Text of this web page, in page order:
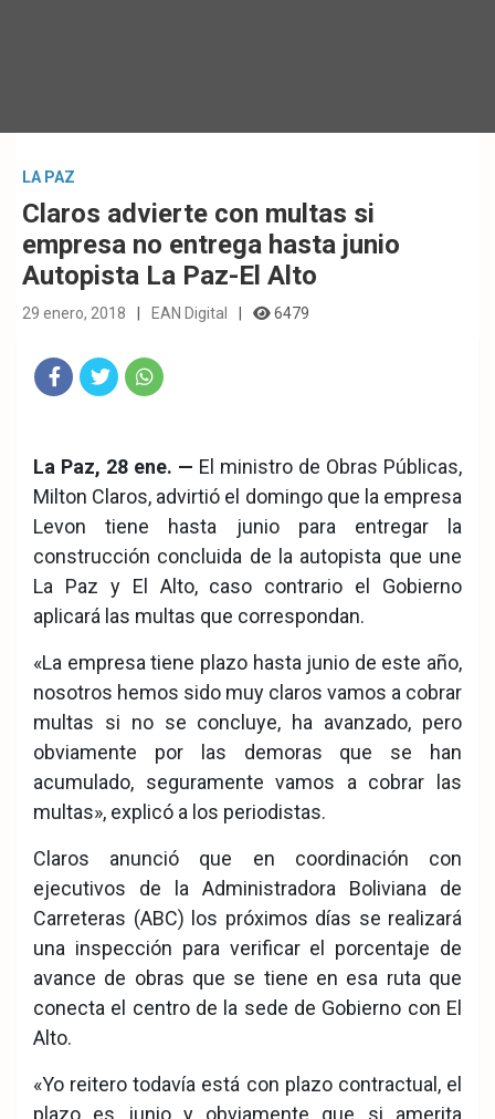
LA PAZ
Claros advierte con multas si
empresa no entrega hasta junio
Autopista La Paz-El Alto
29 enero, 2018 EAN Digital 6479
ook
tsA
pp
La Paz, 28 ene. — El ministro de Obras Públicas,
Milton Claros, advirtió el domingo que la empresa
Levon tiene hasta junio para entregar la
construcción concluida de la autopista que une
La Paz y El Alto, caso contrario el Gobierno
aplicará las multas que correspondan.
«La empresa tiene plazo hasta junio de este año,
nosotros hemos sido muy claros vamos a cobrar
multas si no se concluye, ha avanzado, pero
obviamente por las demoras que se han
acumulado, seguramente vamos a cobrar las
multas», explicó a los periodistas.
Claros anunció que en coordinación con
ejecutivos de la Administradora Boliviana de
Carreteras (ABC) los próximos días se realizará
una inspección para verificar el porcentaje de
avance de obras que se tiene en esa ruta que
conecta el centro de la sede de Gobierno con El
Alto.
«Yo reitero todavía está con plazo contractual, el
plazo es junio y obviamente que si amerita